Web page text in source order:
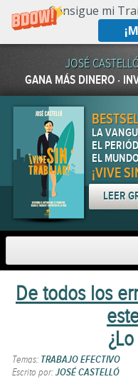
Consigue mi
JOSÉ
GANA MÁS DINERO ·
LA
EL
EL
¡VIVE
LEER
De todos los
Temas: TRABAJO EFECTIVO
Escrito por:JOSÉ CASTELLÓ